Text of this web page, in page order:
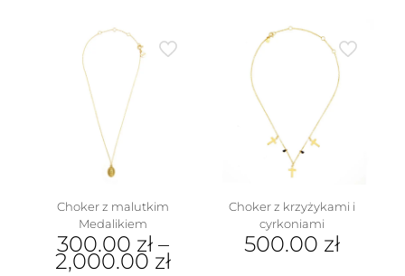
wiele
wariantów.
wybrać
stronie
produktu
Choker z malutkim
Medalikiem
300.00 zł–
2,000.00 zł
Choker z krzyżykami i
cyrkoniami
500.00 zł